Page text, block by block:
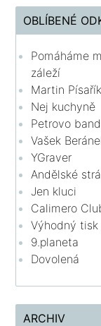
OBLÍBENÉ
Pomáháme
záleží
Martin Písařík
Nej kuchyně
Petrovo
Vašek
YGraver
Andělské
Jen kluci
Calimero
Výhodný tisk
9.planeta
Dovolená
ARCHIV